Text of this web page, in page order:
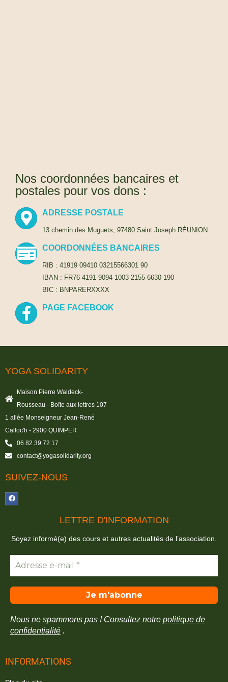
Nos coordonnées bancaires et
postales pour vos dons :
ADRESSE POSTALE
13 chemin des Muguets, 97480 Saint Joseph RÉUNION
COORDONNÉES BANCAIRES
RIB : 41919 09410 03215566301 90
IBAN : FR76 4191 9094 1003 2155 6630 190
BIC : BNPARERXXXX
PAGE FACEBOOK
YOGA SOLIDARITY
Maison Pierre Waldeck-
Rousseau - Boîte aux lettres 107
1 allée Monseigneur Jean-René
Calloc'h - 2900 QUIMPER
06 82 39 72 17
contact@yogasolidarity.org
SUIVEZ-NOUS
LETTRE D'INFORMATION
Soyez informé(e) des cours et autres actualités de l’association.
Nous ne spammons pas ! Consultez notre politique de
confidentialité .
INFORMATIONS